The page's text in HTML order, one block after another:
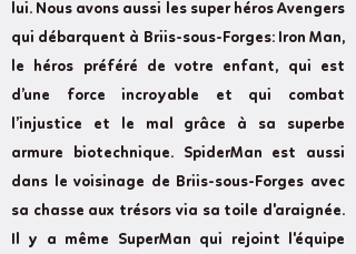
lui. Nous avons aussi les super héros Avengers
qui débarquent à Briis-sous-Forges: Iron Man,
le héros préféré de votre enfant, qui est
d’une force incroyable et qui combat
l’injustice et le mal grâce à sa superbe
armure biotechnique. SpiderMan est aussi
dans le voisinage de Briis-sous-Forges avec
sa chasse aux trésors via sa toile d'araignée.
Il y a même SuperMan qui rejoint l'équipe